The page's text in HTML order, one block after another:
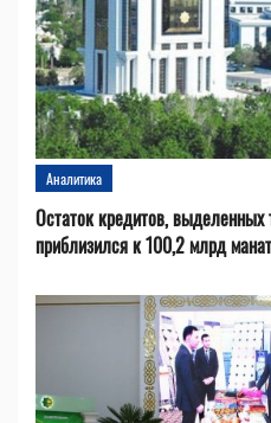
Аналитика
Остаток кредитов, выделенных
приблизился к 100,2 млрд